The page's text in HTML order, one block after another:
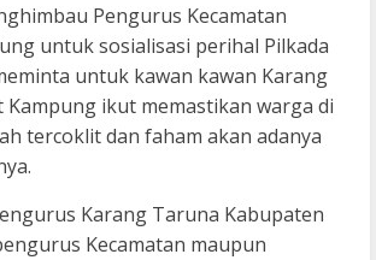
Pengurus Kecamatan
untuk sosialisasi perihal Pilkada
untuk kawan kawan Karang
ikut memastikan warga di
tercoklit dan faham akan adanya
Karang Taruna Kabupaten
Kecamatan maupun